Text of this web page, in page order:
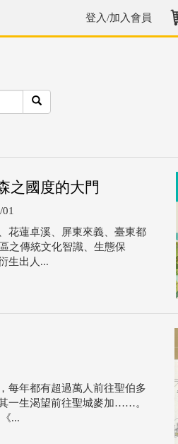
登入/加入會員
之國度的大門
花蓮卓溪、屏東來義、臺東都
之傳統文化智識、生態保
生出人...
每年都有超過萬人前往聖伯多
一生渴望前往聖城麥加……。
...